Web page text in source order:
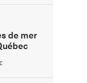
de mer